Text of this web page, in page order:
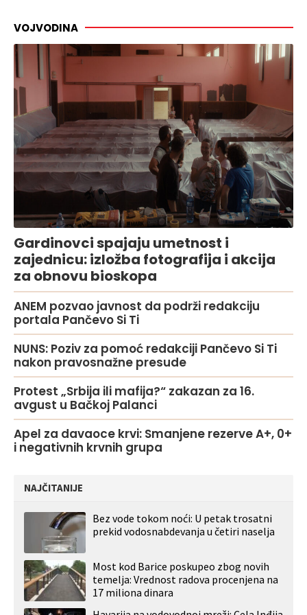
VOJVODINA
Gardinovci spajaju umetnost i
zajednicu: izložba fotografija i akcija
za obnovu bioskopa
ANEM pozvao javnost da podrži redakciju
portala Pančevo Si Ti
NUNS: Poziv za pomoć redakciji Pančevo Si Ti
nakon pravosnažne presude
Protest „Srbija ili mafija?“ zakazan za 16.
avgust u Bačkoj Palanci
Apel za davaoce krvi: Smanjene rezerve A+, 0+
i negativnih krvnih grupa
NAJČITANIJE
Bez vode tokom noći: U petak trosatni
prekid vodosnabdevanja u četiri naselja
Most kod Barice poskupeo zbog novih
temelja: Vrednost radova procenjena na
17 miliona dinara